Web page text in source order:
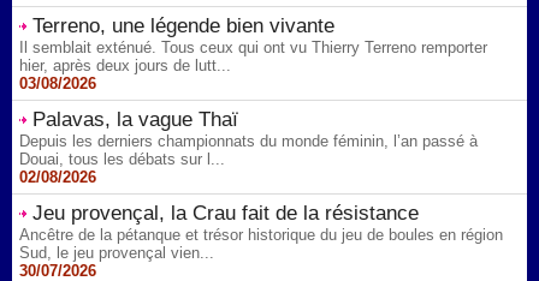
Terreno, une légende bien vivante
Il semblait exténué. Tous ceux qui ont vu Thierry Terreno remporter
hier, après deux jours de lutt...
03/08/2026
Palavas, la vague Thaï
Depuis les derniers championnats du monde féminin, l’an passé à
Douai, tous les débats sur l...
02/08/2026
Jeu provençal, la Crau fait de la résistance
Ancêtre de la pétanque et trésor historique du jeu de boules en région
Sud, le jeu provençal vien...
30/07/2026